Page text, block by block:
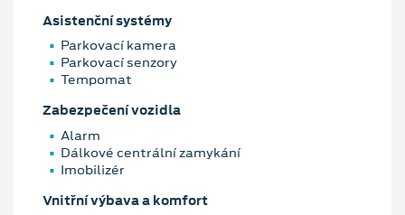
Asistenční systémy
Parkovací kamera
Parkovací senzory
Tempomat
Zabezpečení vozidla
Alarm
Dálkové centrální zamykání
Imobilizér
Vnitřní výbava a komfort